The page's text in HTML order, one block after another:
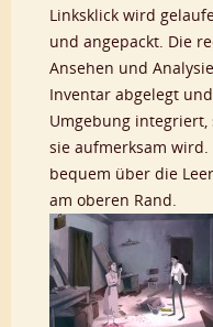
Linksklick wird
und angepackt. Die
Ansehen und
Inventar abgelegt
Umgebung
sie aufmerksam
bequem über die
am oberen Rand.